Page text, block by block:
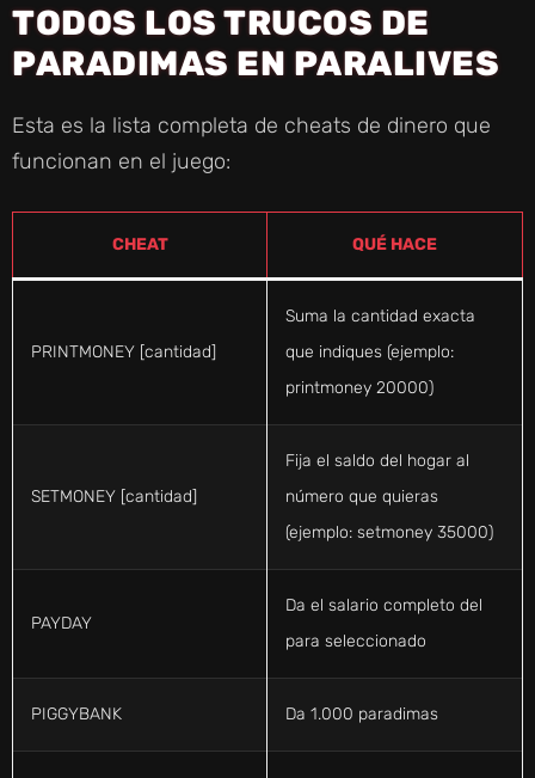
TODOS LOS TRUCOS DE
PARADIMAS EN PARALIVES
Esta es la lista completa de cheats de dinero que
funcionan en el juego:
CHEAT QUÉ HACE
PRINTMONEY [cantidad]
Suma la cantidad exacta
que indiques (ejemplo:
printmoney 20000)
SETMONEY [cantidad]
Fija el saldo del hogar al
número que quieras
(ejemplo: setmoney 35000)
PAYDAY
Da el salario completo del
para seleccionado
PIGGYBANK Da 1.000 paradimas